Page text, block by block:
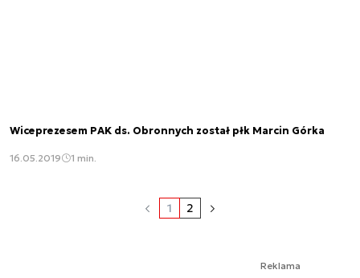
Wiceprezesem PAK ds. Obronnych został płk Marcin Górka
16.05.2019 1 min.
1 2
Reklama